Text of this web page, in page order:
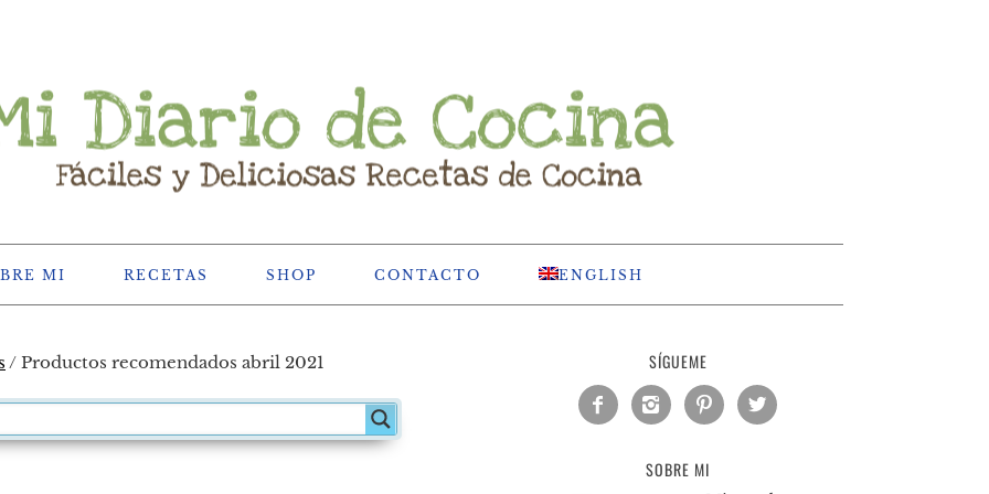
MI RECETAS SHOP CONTACTO ENGLISH
/ Productos recomendados abril 2021 SÍGUEME
   
SOBRE MI